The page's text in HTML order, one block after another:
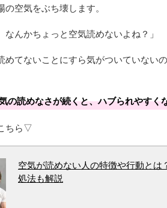
空気をぶち壊します。
なんかちょっと空気読めないよね？」
めてないことにすら気がついていない
の読めなさが続くと、ハブられやすく
ちら▽
空気が読めない人の特徴や行動と
処法も解説